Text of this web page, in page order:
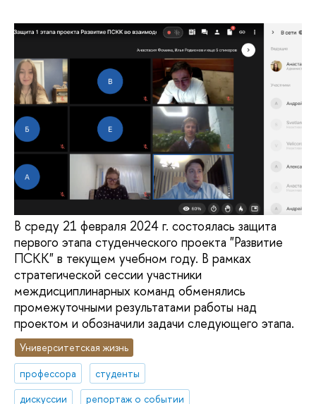
В среду 21 февраля 2024 г. состоялась защита
первого этапа студенческого проекта "Развитие
ПСКК" в текущем учебном году. В рамках
стратегической сессии участники
междисциплинарных команд обменялись
промежуточными результатами работы над
проектом и обозначили задачи следующего этапа.
Университетская жизнь
профессора
студенты
дискуссии
репортаж о событии